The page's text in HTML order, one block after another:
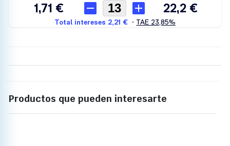
Productos que pueden interesarte